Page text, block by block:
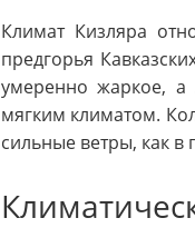
Климат Кизляра
предгорья
умеренно жаркое,
мягким климатом.
сильные ветры, как в